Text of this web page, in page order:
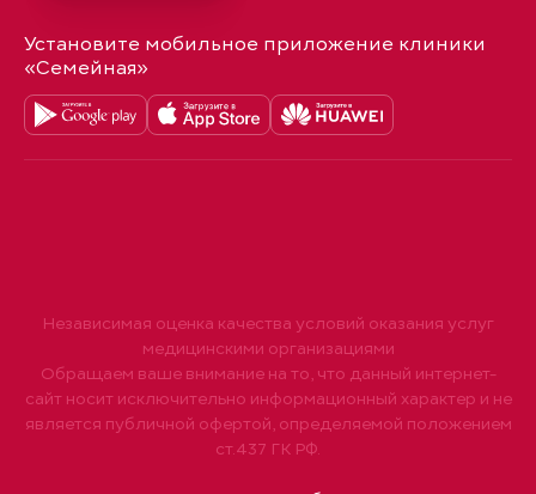
Установите мобильное приложение клиники
«Семейная»
Независимая оценка качества условий оказания услуг
медицинскими организациями
Обращаем ваше внимание на то, что данный интернет-
сайт носит исключительно информационный характер и не
является публичной офертой, определяемой положением
ст.437 ГК РФ.